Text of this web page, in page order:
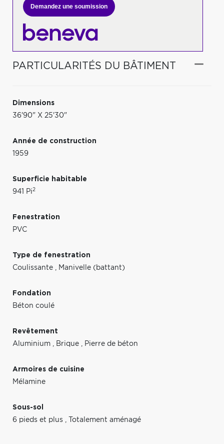
Demandez une soumission
PARTICULARITÉS DU BÂTIMENT
Dimensions
36'90" X 25'30"
Année de construction
1959
Superficie habitable
941 Pi2
Fenestration
PVC
Type de fenestration
Coulissante , Manivelle (battant)
Fondation
Béton coulé
Revêtement
Aluminium , Brique , Pierre de béton
Armoires de cuisine
Mélamine
Sous-sol
6 pieds et plus , Totalement aménagé